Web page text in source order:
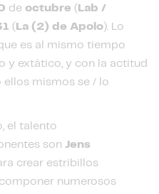
de octubre ( Lab /
( La (2) de Apolo). Lo
es al mismo tiempo
y extático, y con la actitud
ellos mismos se / lo
el talento
son Jens
crear estribillos
numerosos